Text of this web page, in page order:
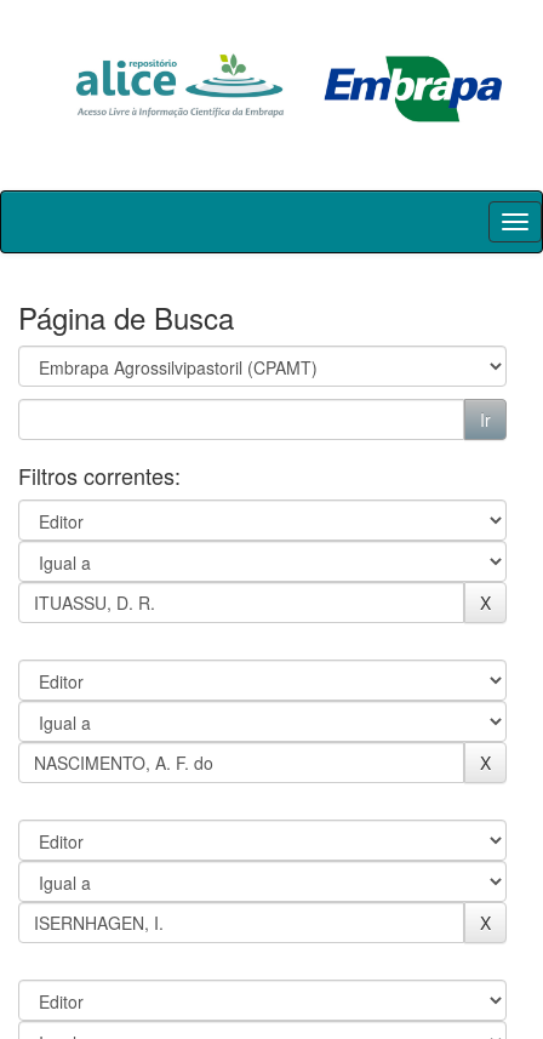
Skip
Página de Busca
Filtros correntes: